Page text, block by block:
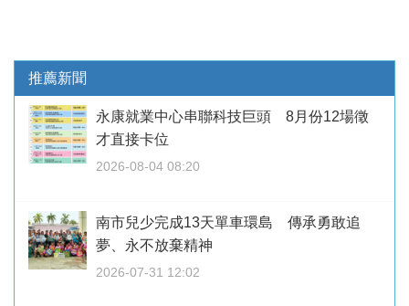
推薦新聞
永康就業中心串聯科技巨頭 8月份12場徵
才直接卡位
2026-08-04 08:20
南市兒少完成13天單車環島 傳承勇敢追
夢、永不放棄精神
2026-07-31 12:02